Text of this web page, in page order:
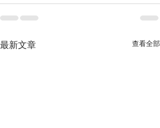
最新文章 查看全部